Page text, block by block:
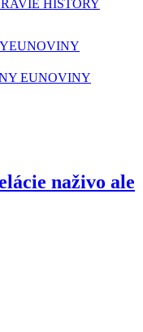
HISTORY
EUNOVINY
EUNOVINY
naživo ale